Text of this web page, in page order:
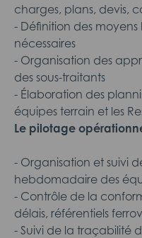
charges, plans, devis,
- Définition des
nécessaires
- Organisation des
des sous-traitants
- Élaboration des
équipes terrain et les
Le pilotage
- Organisation et suivi
hebdomadaire des
- Contrôle de la
délais, référentiels
- Suivi de la traçabilité